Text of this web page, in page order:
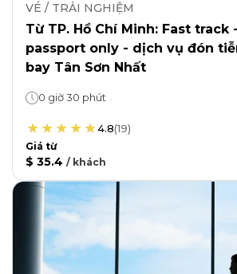
VÉ / TRẢI NGHIỆM
Từ TP. Hồ Chí Minh: Fast track
passport only - dịch vụ đón
bay Tân Sơn Nhất
0 giờ 30 phút
4.8(19)
Giá từ
$ 35.4 / khách